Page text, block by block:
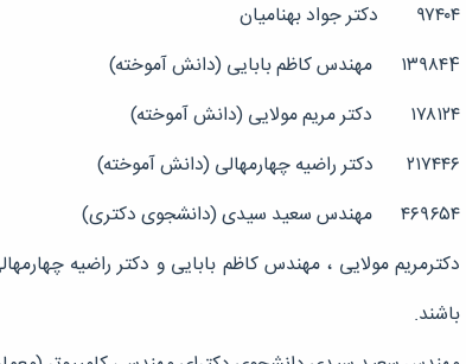
۹۷۴۰۴ دکتر جواد بهنامیان
۱۳۹۸۴4 مهندس کاظم بابایی (دانش آموخته)
۱۷۸۱۲۴ دکتر مریم مولایی (دانش آموخته)
۲۱۷۴۴۶ دکتر راضیه چهارمهالی (دانش آموخته)
۴۶۹۶۵۴ مهندس سعید سیدی (دانشجوی دکتری)
دکترمریم مولایی ، مهندس کاظم بابایی و دکتر راضیه
باشند.